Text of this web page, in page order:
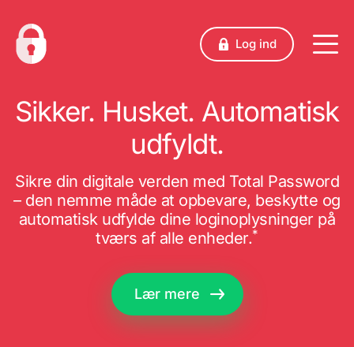
Log ind
Sikker. Husket. Automatisk
udfyldt.
Sikre din digitale verden med Total Password
– den nemme måde at opbevare, beskytte og
automatisk udfylde dine loginoplysninger på
tværs af alle enheder.*
Lær mere